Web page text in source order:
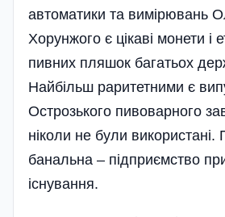
автоматики та вимірювань
Хорунжого є цікаві монети і
пивних пляшок багатьох
Найбільш раритетними є
Острозького пивоварного
ніколи не були використані.
банальна – підприємство
існування.